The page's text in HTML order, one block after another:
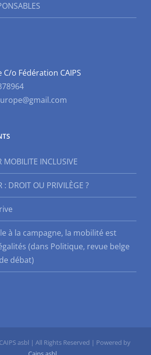
o Fédération CAIPS
MOBILITE INCLUSIVE
: DROIT OU PRIVILÈGE ?
à la campagne, la mobilité est
(dans Politique, revue belge
débat)
asbl | All Rights Reserved | Powered by